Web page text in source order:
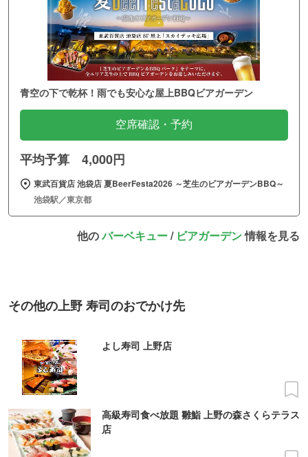
青空の下で乾杯！雨でも安心な屋上BBQビアガーデン
空席確認・予約
平均予算 4,000円
東武百貨店 池袋店 夏BeerFesta2026 ～芝生のビアガーデンBBQ～
池袋駅／東京都
他のバーベキュー/ ビアガーデン情報を見る
その他の上野 寿司のおでかけ先
よし寿司 上野店
高級寿司食べ放題 雛鮨 上野の森さくらテラス
店